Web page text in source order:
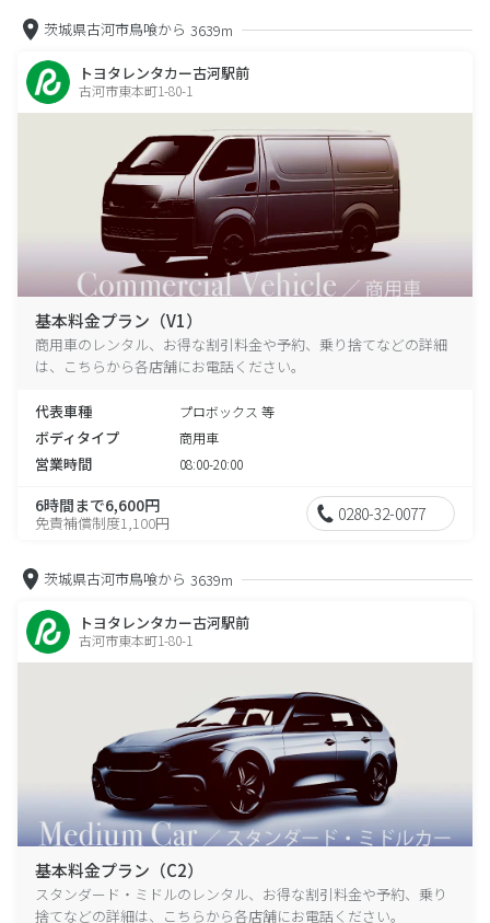
茨城県古河市鳥喰から 3639m
トヨタレンタカー古河駅前
古河市東本町1-80-1
基本料金プラン（V1）
商用車のレンタル、お得な割引料金や予約、乗り捨てなどの詳細
は、こちらから各店舗にお電話ください。
代表車種 プロボックス 等
ボディタイプ 商用車
営業時間 08:00-20:00
6時間まで6,600円
免責補償制度1,100円 0280-32-0077
茨城県古河市鳥喰から 3639m
トヨタレンタカー古河駅前
古河市東本町1-80-1
基本料金プラン（C2）
スタンダード・ミドルのレンタル、お得な割引料金や予約、乗り
捨てなどの詳細は、こちらから各店舗にお電話ください。